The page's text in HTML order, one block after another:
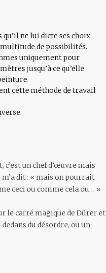
ne lui dicte ses choix
multitude de possibilités.
uniquement pour
jusqu’à ce qu’elle
cette méthode de travail
c’est un chef d’œuvre mais
dit : « mais on pourrait
ceci ou comme cela ou… »
le carré magique de Dürer et
du désordre, ou un